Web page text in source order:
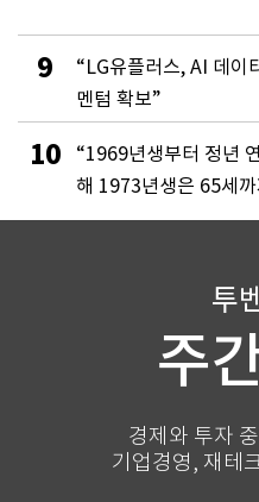
9
“LG유플러스, AI 데이
멘텀 확보”
10
“1969년생부터 정년
해 1973년생은 65세
투
주
경제와 투자
기업경영, 재테